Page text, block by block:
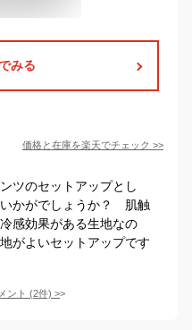
みる
価格と在庫を楽天でチェック >>
ツのセットアップとし
かがでしょうか？ 肌触
感効果がある生地なの
がよいセットアップです
ント (2件) >